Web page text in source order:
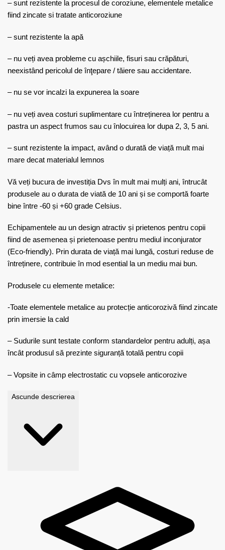
– sunt rezistente la procesul de coroziune, elementele metalice
fiind zincate si tratate anticoroziune
– sunt rezistente la apă
– nu veți avea probleme cu așchiile, fisuri sau crăpături,
neexistând pericolul de înţepare / tăiere sau accidentare.
– nu se vor incalzi la expunerea la soare
– nu veți avea costuri suplimentare cu întreținerea lor pentru a
pastra un aspect frumos sau cu înlocuirea lor dupa 2, 3, 5 ani.
– sunt rezistente la impact, având o durată de viață mult mai
mare decat materialul lemnos
Vă veți bucura de investiția Dvs în mult mai mulți ani, întrucât
produsele au o durata de viată de 10 ani și se comportă foarte
bine între -60 și +60 grade Celsius.
Echipamentele au un design atractiv și prietenos pentru copii
fiind de asemenea și prietenoase pentru mediul inconjurator
(Eco-friendly). Prin durata de viață mai lungă, costuri reduse de
întreținere, contribuie în mod esential la un mediu mai bun.
Produsele cu elemente metalice:
-Toate elementele metalice au protecție anticorozivă fiind zincate
prin imersie la cald
– Sudurile sunt testate conform standardelor pentru adulți, așa
încât produsul să prezinte siguranță totală pentru copii
– Vopsite in câmp electrostatic cu vopsele anticorozive
Ascunde descrierea